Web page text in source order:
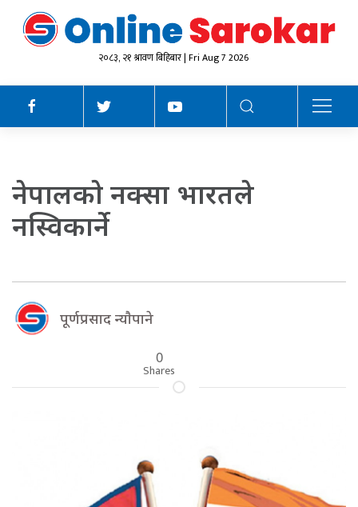
२०८३, २१ श्रावण बिहिबार | Fri Aug 7 2026
नेपालकाे नक्सा भारतले
नस्विकार्ने
पूर्णप्रसाद न्याैपाने
0
Shares